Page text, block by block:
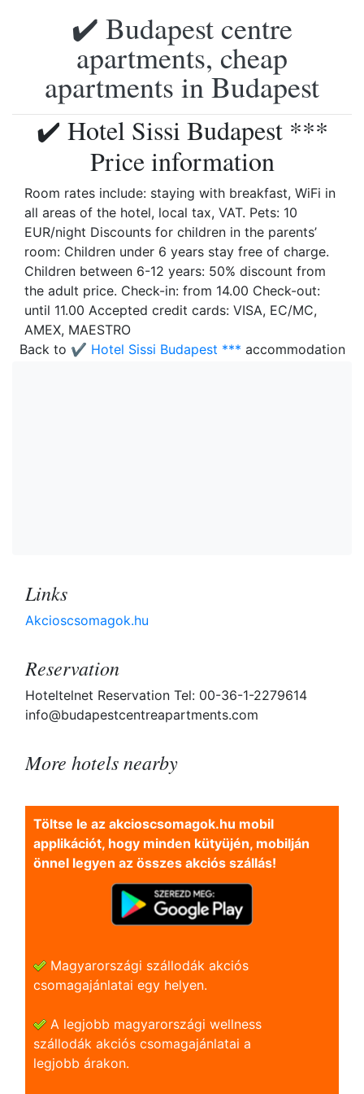
✔️ Budapest centre
apartments, cheap
apartments in Budapest
✔️ Hotel Sissi Budapest ***
Price information
Room rates include: staying with breakfast, WiFi in
all areas of the hotel, local tax, VAT. Pets: 10
EUR/night Discounts for children in the parents’
room: Children under 6 years stay free of charge.
Children between 6-12 years: 50% discount from
the adult price. Check-in: from 14.00 Check-out:
until 11.00 Accepted credit cards: VISA, EC/MC,
AMEX, MAESTRO
Back to ✔️ Hotel Sissi Budapest *** accommodation
Links
Akcioscsomagok.hu
Reservation
Hoteltelnet Reservation Tel: 00-36-1-2279614
info@budapestcentreapartments.com
More hotels nearby
Töltse le az akcioscsomagok.hu mobil
applikációt, hogy minden kütyüjén, mobilján
önnel legyen az összes akciós szállás!
Magyarországi szállodák akciós
csomagajánlatai egy helyen.
A legjobb magyarországi wellness
szállodák akciós csomagajánlatai a
legjobb árakon.